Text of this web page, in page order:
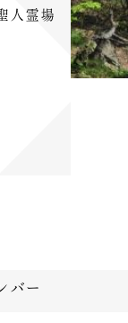
人霊場
バー